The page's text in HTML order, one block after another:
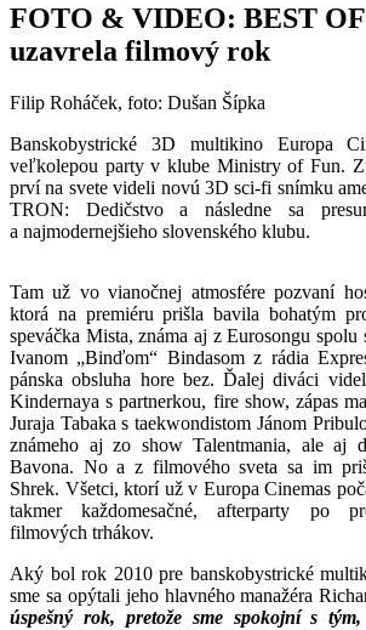
FOTO & VIDEO: BEST
uzavrela filmový rok
Filip Roháček, foto: Dušan Šípka
Banskobystrické 3D multikino Europa
veľkolepou partyv klube Ministry of Fun.
prví na svete videli novú 3D sci-fi snímku
TRON: Dedičstvo a následne sa
a najmodernejšieho slovenského klubu.
Tam už vo vianočnej atmosfére pozvaní
ktorá na premiéru prišla bavila bohatým
speváčka Mista, známa aj z Eurosongu spolu
Ivanom „Binďom“ Bindasom z rádia
pánska obsluha hore bez. Ďalej diváci
Kindernaya s partnerkou, fire show, zápas
Juraja Tabaka s taekwondistom Jánom
známeho aj zo show Talentmania, ale aj
Bavona. No a z filmového sveta sa im
Shrek. Všetci, ktorí už v Europa Cinemas
takmer každomesačné, afterparty po
filmových trhákov.
Aký bol rok 2010 pre banskobystrické
sme sa opýtali jeho hlavného manažéra
úspešný rok, pretože sme spokojní s